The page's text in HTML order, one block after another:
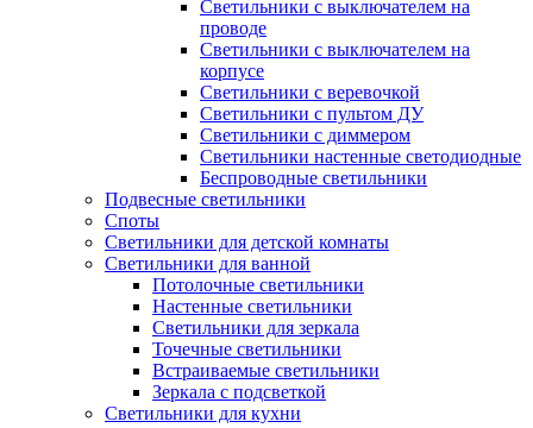
Светильники с выключателем на
проводе
Светильники с выключателем на
корпусе
Светильники с веревочкой
Светильники с пультом ДУ
Светильники с диммером
Светильники настенные светодиодные
Беспроводные светильники
Подвесные светильники
Споты
Светильники для детской комнаты
Светильники для ванной
Потолочные светильники
Настенные светильники
Светильники для зеркала
Точечные светильники
Встраиваемые светильники
Зеркала с подсветкой
Светильники для кухни